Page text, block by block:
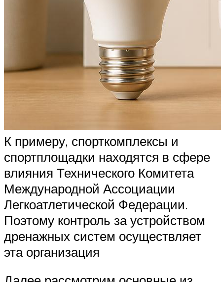
К примеру, спорткомплексы и
спортплощадки находятся в сфере
влияния Технического Комитета
Международной Ассоциации
Легкоатлетической Федерации.
Поэтому контроль за устройством
дренажных систем осуществляет
эта организация